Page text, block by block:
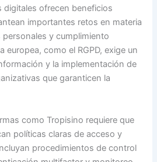
digitales ofrecen beneficios
importantes retos en materia
y cumplimiento
europea, como el RGPD, exige un
y la implementación de
que garanticen la
como Tropisino requiere que
políticas claras de acceso y
procedimientos de control